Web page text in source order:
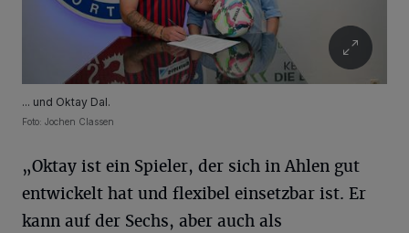
... und Oktay Dal.
Foto: Jochen Classen
„Oktay ist ein Spieler, der sich in Ahlen gut
entwickelt hat und flexibel einsetzbar ist. Er
kann auf der Sechs, aber auch als